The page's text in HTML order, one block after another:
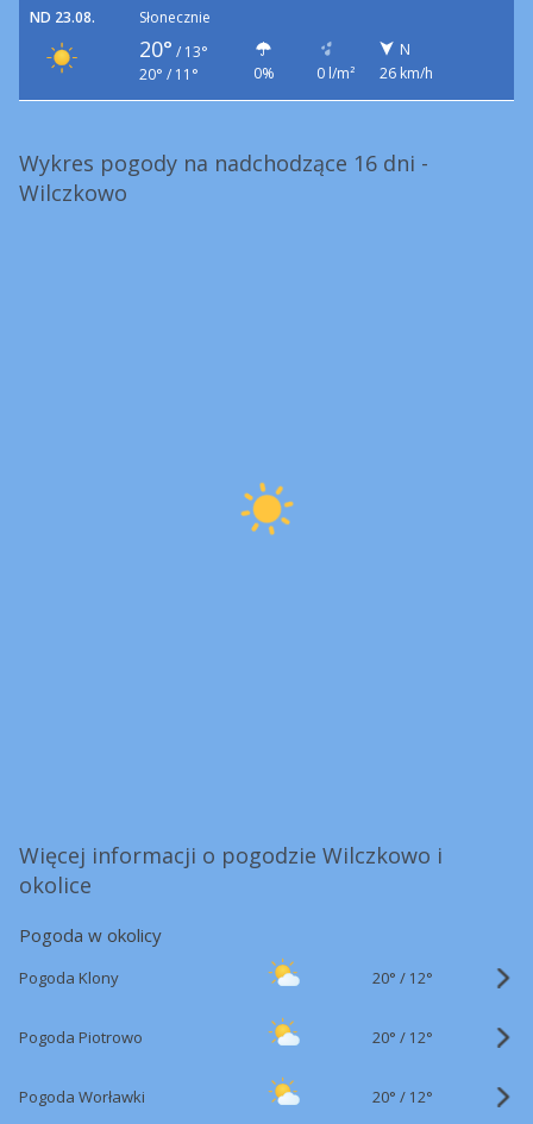
ND 23.08. Słonecznie
20° / 13°
20° / 11°
0% 0 l/m²
N
26 km/h
Wykres pogody na nadchodzące 16 dni -
Wilczkowo
Więcej informacji o pogodzie Wilczkowo i
okolice
Pogoda w okolicy
Pogoda Klony 20° / 12°
Pogoda Piotrowo 20° / 12°
Pogoda Worławki 20° / 12°